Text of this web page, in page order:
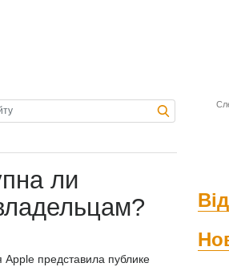
ли
представила публике